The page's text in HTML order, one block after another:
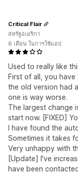
Used to really like
First of all, you
the old version had
one is way worse.
The largest change
start now. [FIXED]
I have found the
Sometimes it takes
Very unhappy with
[Update] I've
have been
Critical Flair
สหรัฐอเมริกา
6 เดือน ในการใช้แอป